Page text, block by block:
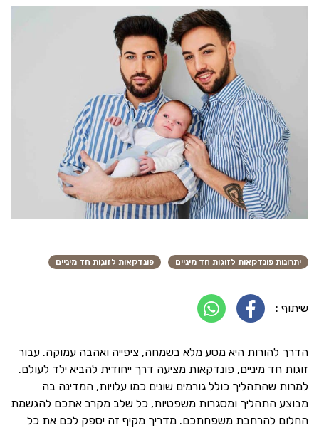
יתרונות פונדקאות לזוגות חד מיניים פונדקאות לזוגות חד מיניים
שיתוף :
הדרך להורות היא מסע מלא בשמחה, ציפייה ואהבה עמוקה. עבור
זוגות חד מיניים, פונדקאות מציעה דרך ייחודית להביא ילד לעולם.
למרות שהתהליך כולל גורמים שונים כמו עלויות, המדינה בה
מבוצע התהליך ומסגרות משפטיות, כל שלב מקרב אתכם להגשמת
החלום להרחבת משפחתכם. מדריך מקיף זה יספק לכם את כל